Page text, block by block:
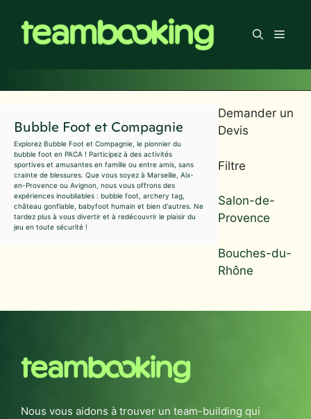
contenu
Menu
Bubble Foot et Compagnie
Explorez Bubble Foot et Compagnie, le pionnier du
bubble foot en PACA ! Participez à des activités
sportives et amusantes en famille ou entre amis, sans
crainte de blessures. Que vous soyez à Marseille, Aix-
en-Provence ou Avignon, nous vous offrons des
expériences inoubliables : bubble foot, archery tag,
château gonflable, babyfoot humain et bien d'autres. Ne
tardez plus à vous divertir et à redécouvrir le plaisir du
jeu en toute sécurité !
Demander un
Devis
Filtre
Salon-de-
Provence
Bouches-du-
Rhône
Nous vous aidons à trouver un team-building qui